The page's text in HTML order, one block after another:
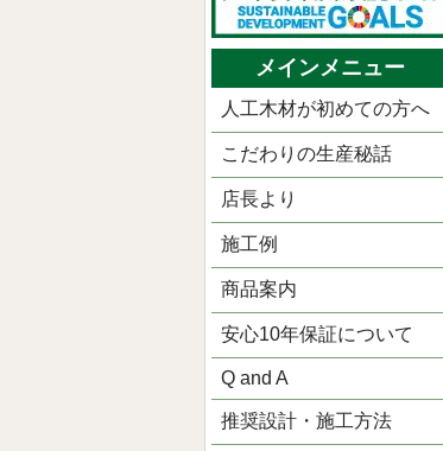
メインメニュー
人工木材が初めての方へ
こだわりの生産秘話
店長より
施工例
商品案内
安心10年保証について
Q and A
推奨設計・施工方法